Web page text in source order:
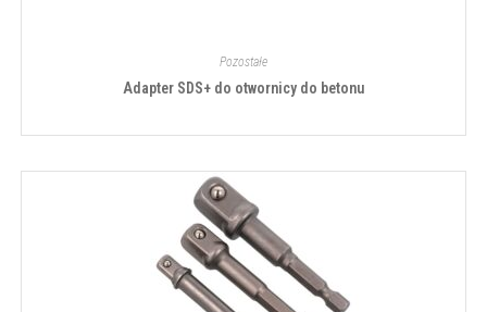
Pozostałe
Adapter SDS+ do otwornicy do betonu